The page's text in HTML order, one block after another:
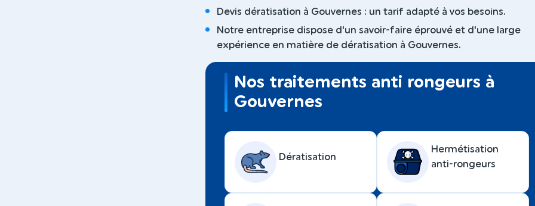
Devis dératisation à Gouvernes : un tarif adapté à vos besoins.
Notre entreprise dispose d'un savoir-faire éprouvé et d'une large
expérience en matière de dératisation à Gouvernes.
Nos traitements anti rongeurs à
Gouvernes
Dératisation
Hermétisation
anti-rongeurs